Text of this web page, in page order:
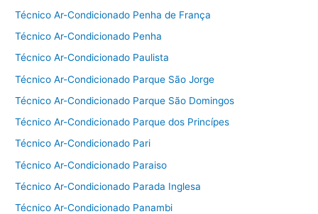
Técnico Ar-Condicionado Penha de França
Técnico Ar-Condicionado Penha
Técnico Ar-Condicionado Paulista
Técnico Ar-Condicionado Parque São Jorge
Técnico Ar-Condicionado Parque São Domingos
Técnico Ar-Condicionado Parque dos Princípes
Técnico Ar-Condicionado Pari
Técnico Ar-Condicionado Paraiso
Técnico Ar-Condicionado Parada Inglesa
Técnico Ar-Condicionado Panambi